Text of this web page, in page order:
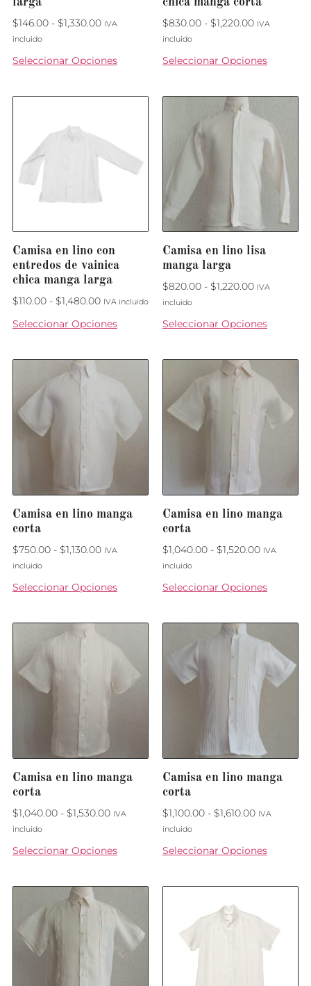
$146.00 - $1,330.00 IVA
incluido
Seleccionar Opciones
$830.00 - $1,220.00 IVA
incluido
Seleccionar Opciones
Camisa en lino con
entredos de vainica
chica manga larga
$110.00 - $1,480.00 IVA incluido
Seleccionar Opciones
Camisa en lino lisa
manga larga
$820.00 - $1,220.00 IVA
incluido
Seleccionar Opciones
Camisa en lino manga
corta
$750.00 - $1,130.00 IVA
incluido
Seleccionar Opciones
Camisa en lino manga
corta
$1,040.00 - $1,520.00 IVA
incluido
Seleccionar Opciones
Camisa en lino manga
corta
$1,040.00 - $1,530.00 IVA
incluido
Seleccionar Opciones
Camisa en lino manga
corta
$1,100.00 - $1,610.00 IVA
incluido
Seleccionar Opciones